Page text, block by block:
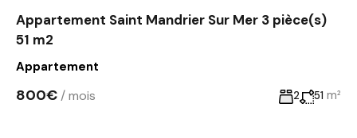
Appartement Saint Mandrier Sur Mer 3 pièce(s)
51 m2
Appartement
800€ / mois 2 51 m²